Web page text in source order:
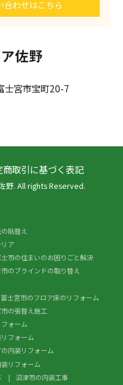
合わせはこちら
宮市宝町20-7
商取引に基づく表記
野. All rights Reserved.
貼替え
ア
士市の住まいのお困りごと解決
のブラインドの取り替え
富士宮市のフロア床のリフォーム
の張替え施工
ォーム
フォーム
内装リフォーム
リフォーム
沼津市の内装工事